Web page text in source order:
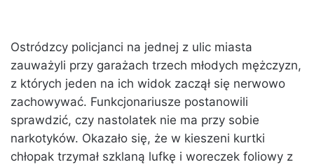
Ostródzcy policjanci na jednej z ulic miasta
zauważyli przy garażach trzech młodych mężczyzn,
z których jeden na ich widok zaczął się nerwowo
zachowywać. Funkcjonariusze postanowili
sprawdzić, czy nastolatek nie ma przy sobie
narkotyków. Okazało się, że w kieszeni kurtki
chłopak trzymał szklaną lufkę i woreczek foliowy z